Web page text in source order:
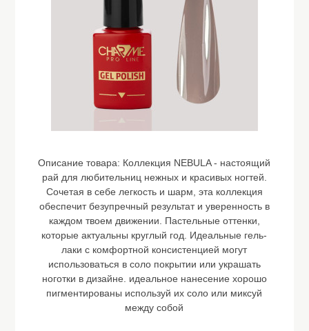
Описание товара: Коллекция NEBULA - настоящий
рай для любительниц нежных и красивых ногтей.
Сочетая в себе легкость и шарм, эта коллекция
обеспечит безупречный результат и уверенность в
каждом твоем движении. Пастельные оттенки,
которые актуальны круглый год. Идеальные гель-
лаки с комфортной консистенцией могут
использоваться в соло покрытии или украшать
ноготки в дизайне. идеальное нанесение хорошо
пигментированы используй их соло или миксуй
между собой